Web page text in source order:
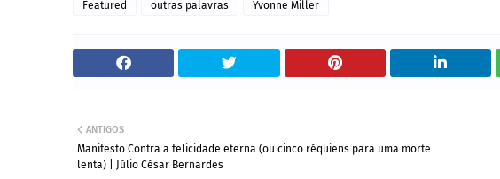
Featured outras palavras Yvonne Miller
ANTIGOS
Manifesto Contra a felicidade eterna (ou cinco réquiens para uma morte
lenta) | Júlio César Bernardes